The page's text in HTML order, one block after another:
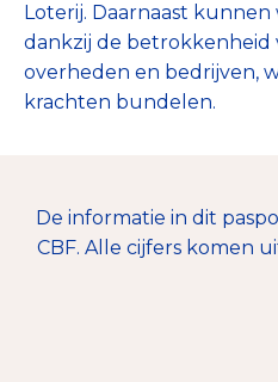
Loterij. Daarnaast
dankzij de betrokkenheid
overheden en bedrijven,
krachten bundelen.
De informatie in dit
CBF. Alle cijfers komen